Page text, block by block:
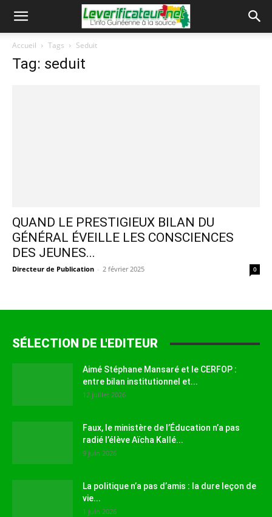
Accueil Tags Seduit
Tag: seduit
QUAND LE PRESTIGIEUX BILAN DU
GÉNÉRAL ÉVEILLE LES CONSCIENCES
DES JEUNES...
Directeur de Publication - 2 février 2025 0
SÉLECTION DE L'EDITEUR
Aimé Stéphane Mansaré et le CERFOP :
entre bilan institutionnel et...
12 juillet 2026
Faux, le ministère de l’Éducation n’a pas
radié l’élève Aïcha Kallé...
9 juin 2026
La politique n’a pas d’amis : la dure leçon de
vie...
1 juin 2026